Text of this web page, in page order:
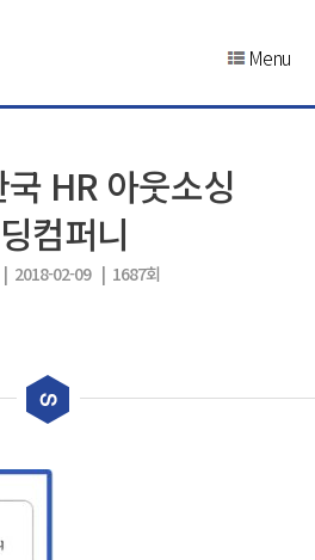
Menu
HR 아웃소싱
컴퍼니
| 2018-02-09 | 1687회